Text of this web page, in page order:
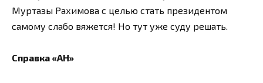
Муртазы Рахимова с целью стать президентом
самому слабо вяжется! Но тут уже суду решать.
Справка «АН»